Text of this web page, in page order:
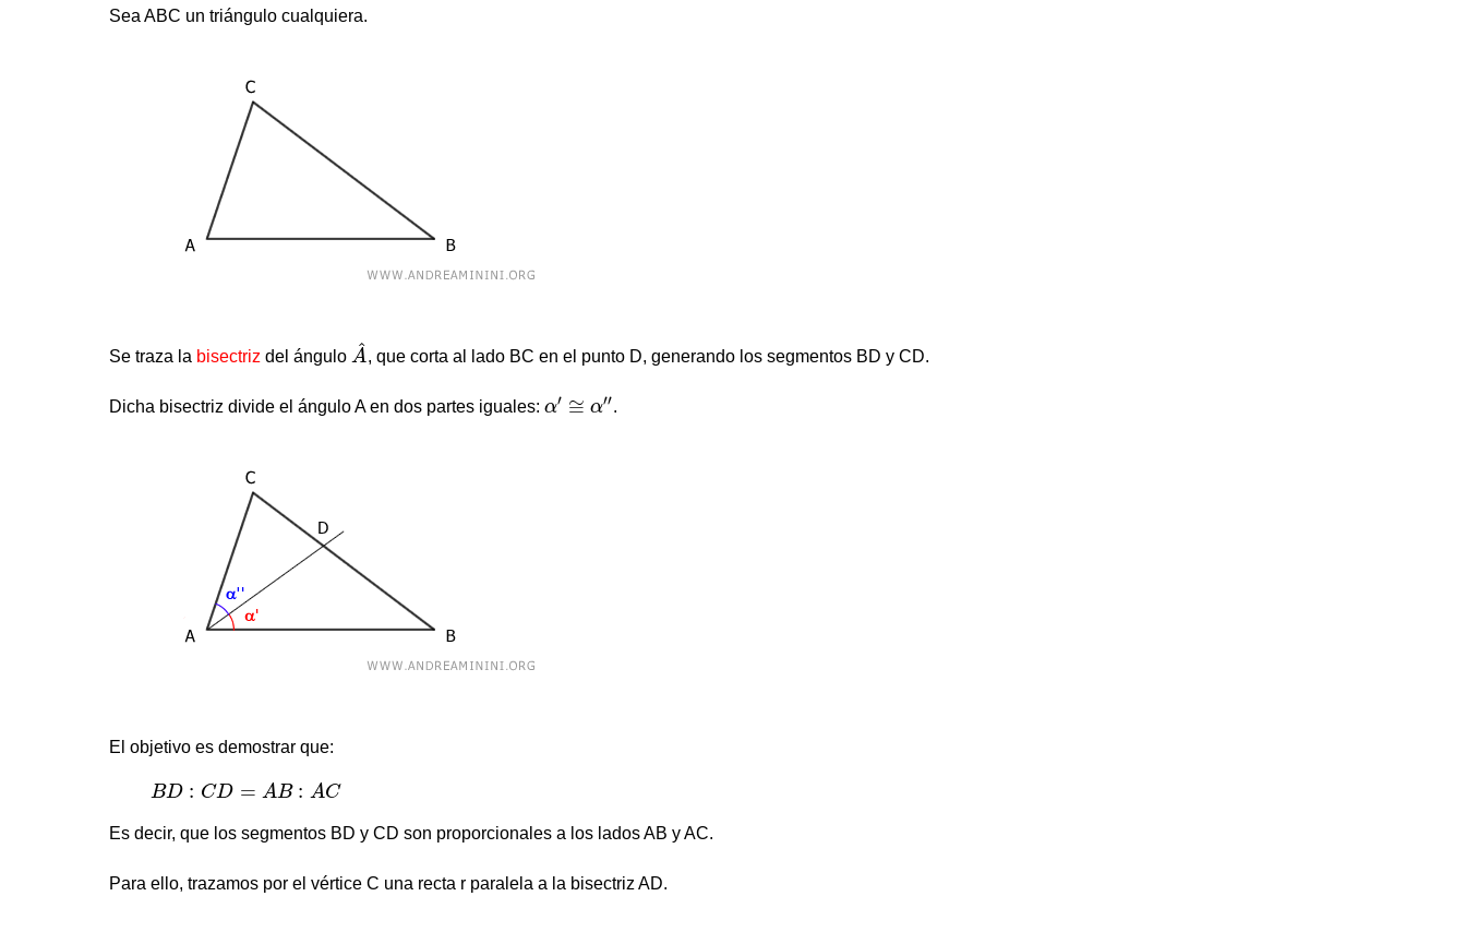
Sea ABC un triángulo cualquiera.
Se traza la bisectriz del ángulo ^
A
A
, que corta al lado BC en el punto D, generando los segmentos BD y CD.
Dicha bisectriz divide el ángulo A en dos partes iguales: α′ ≅ α′′
′≅α .
El objetivo es demostrar que:
BD : CD = AB : AC
B D:CD B:A
Es decir, que los segmentos BD y CD son proporcionales a los lados AB y AC.
Para ello, trazamos por el vértice C una recta r paralela a la bisectriz AD.